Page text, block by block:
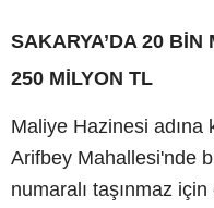
SAKARYA’DA 20
250 MİLYON TL
Maliye Hazinesi adına
Arifbey Mahallesi'nde
numaralı taşınmaz